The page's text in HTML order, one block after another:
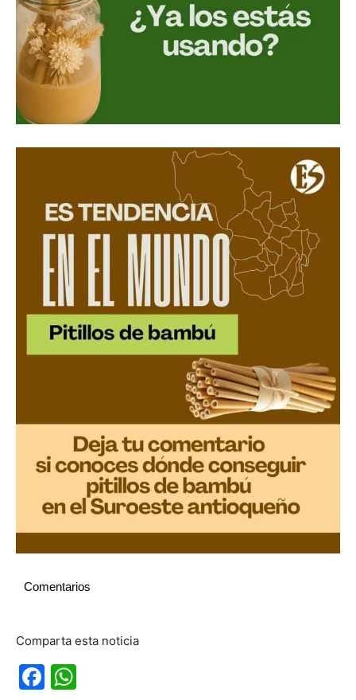
Comentarios
Comparta esta noticia
Facebook